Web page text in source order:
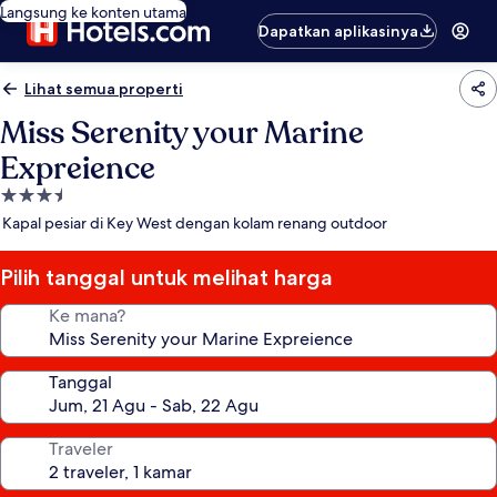
Langsung ke konten utama
Dapatkan aplikasinya
Lihat semua properti
Miss Serenity your Marine
Expreience
Properti
bintang
Kapal pesiar di Key West dengan kolam renang outdoor
Pilih tanggal untuk melihat harga
Ke mana?
Tanggal
Traveler